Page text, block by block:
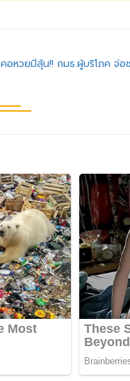
คอหวยมีลุ้น!! กมธ.ผู้บริโภค จ่อ